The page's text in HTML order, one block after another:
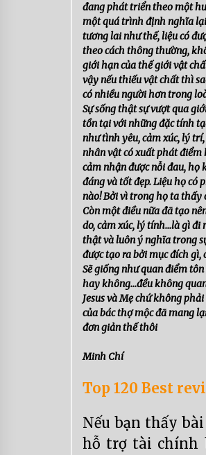
đang phát triển theo một
một quá trình định nghĩa
tương lai như thế, liệu có
theo cách thông thường,
giới hạn của thế giới vật
vậy nếu thiếu vật chất thì
có nhiều người hơn trong
Sự sống thật sự vượt qua
tồn tại với những đặc tính
như tình yêu, cảm xúc, lý
nhân vật có xuất phát điểm
cảm nhận được nỗi đau, họ
đáng và tốt đẹp. Liệu họ có
nào! Bởi vì trong họ ta
Còn một điều nữa đã tạo
do, cảm xúc, lý tính…là gì đi
thật và luôn ý nghĩa trong
được tạo ra bởi mục đích
Sẽ giống như quan điểm
hay không…đều không
Jesus và Mẹ chứ không
của bác thợ mộc đã mang
đơn giản thế thôi
Minh Chí
Top 120 Best
Nếu bạn thấy
hỗ trợ tài chính